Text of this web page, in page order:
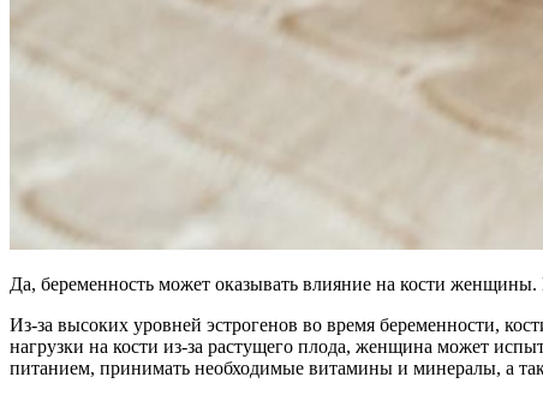
Да, беременность может оказывать влияние на кости
Из-за высоких уровней эстрогенов во время беременности,
нагрузки на кости из-за растущего плода, женщина может
питанием, принимать необходимые витамины и минералы, а